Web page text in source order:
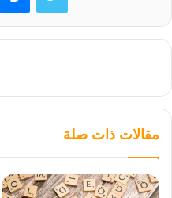
مقالات ذات صلة